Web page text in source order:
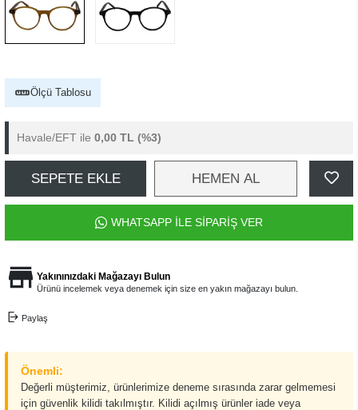
Ölçü Tablosu
Havale/EFT ile 0,00 TL (%3)
SEPETE EKLE HEMEN AL
WHATSAPP İLE SİPARİŞ VER
Yakınınızdaki Mağazayı Bulun
Ürünü incelemek veya denemek için size en yakın mağazayı bulun.
Paylaş
Önemli:
Değerli müşterimiz, ürünlerimize deneme sırasında zarar gelmemesi
için güvenlik kilidi takılmıştır. Kilidi açılmış ürünler iade veya